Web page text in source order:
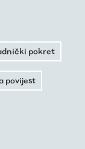
pokret
povijest